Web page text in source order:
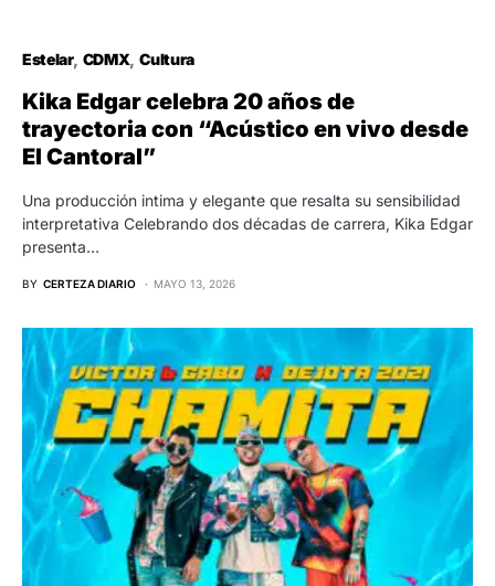
Estelar CDMX Cultura
Kika Edgar celebra 20 años de
trayectoria con “Acústico en vivo desde
El Cantoral”
Una producción intima y elegante que resalta su sensibilidad
interpretativa Celebrando dos décadas de carrera, Kika Edgar
presenta…
BY CERTEZA DIARIO MAYO 13, 2026